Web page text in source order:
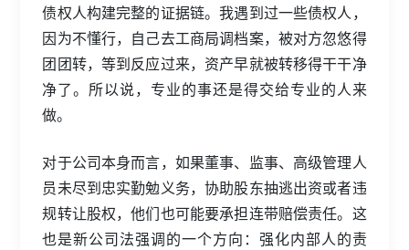
债权人构建完整的证据链。我遇到过一些债权人，
因为不懂行，自己去工商局调档案，被对方忽悠得
团团转，等到反应过来，资产早就被转移得干干净
净了。所以说，专业的事还是得交给专业的人来
做。
对于公司本身而言，如果董事、监事、高级管理人
员未尽到忠实勤勉义务，协助股东抽逃出资或者违
规转让股权，他们也可能要承担连带赔偿责任。这
也是新公司法强调的一个方向：强化内部人的责